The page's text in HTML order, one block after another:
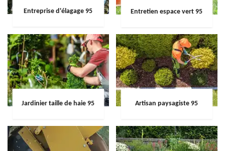
Entreprise d'élagage 95 Entretien espace vert 95
Jardinier taille de haie 95 Artisan paysagiste 95